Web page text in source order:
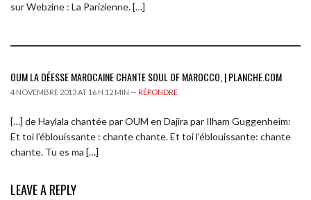
sur Webzine : La Parizienne. […]
OUM LA DÉESSE MAROCAINE CHANTE SOUL OF MAROCCO, | PLANCHE.COM
4 NOVEMBRE 2013 AT 16 H 12 MIN — RÉPONDRE
[…] de Haylala chantée par OUM en Dajira par Ilham Guggenheim:
Et toi l’éblouissante : chante chante. Et toi l’éblouissante: chante
chante. Tu es ma […]
LEAVE A REPLY